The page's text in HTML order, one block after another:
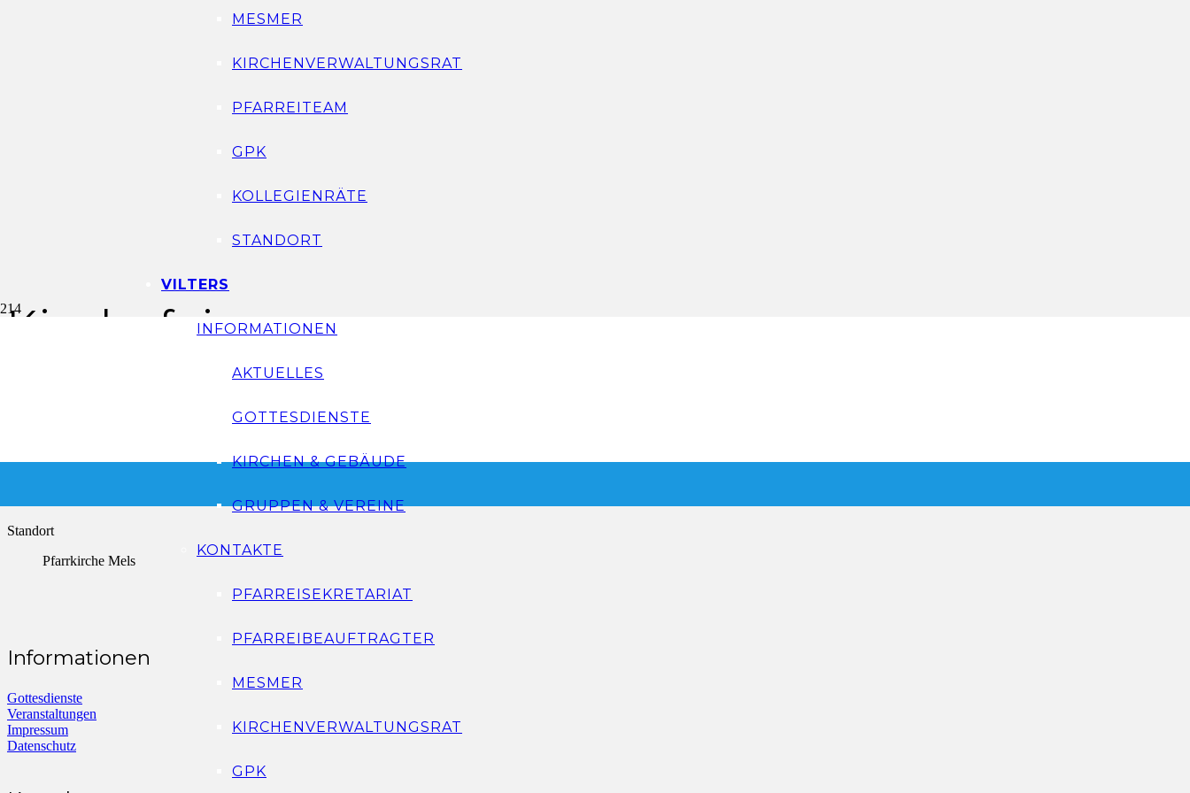
MESMER
KIRCHENVERWALTUNGSRAT
PFARREITEAM
GPK
KOLLEGIENRÄTE
STANDORT
VILTERS
INFORMATIONEN
AKTUELLES
GOTTESDIENSTE
KIRCHEN & GEBÄUDE
GRUPPEN & VEREINE
KONTAKTE
PFARREISEKRETARIAT
PFARREIBEAUFTRAGTER
MESMER
KIRCHENVERWALTUNGSRAT
GPK
Kinderfeier
Standort
Pfarrkirche Mels
Informationen
Gottesdienste
Veranstaltungen
Impressum
Datenschutz